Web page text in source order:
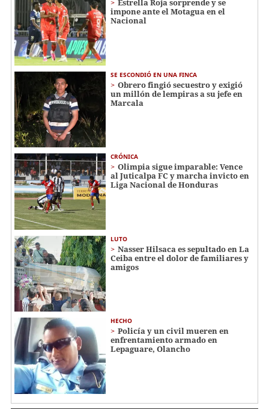
Estrella Roja sorprende y se
impone ante el Motagua en el
Nacional
SE ESCONDIÓ EN UNA FINCA
Obrero fingió secuestro y exigió
un millón de lempiras a su jefe en
Marcala
CRÓNICA
Olimpia sigue imparable: Vence
al Juticalpa FC y marcha invicto en
Liga Nacional de Honduras
LUTO
Nasser Hilsaca es sepultado en La
Ceiba entre el dolor de familiares y
amigos
HECHO
Policía y un civil mueren en
enfrentamiento armado en
Lepaguare, Olancho